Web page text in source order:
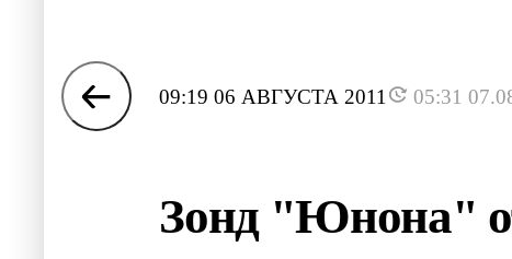
09:19 06 АВГУСТА 2011 05:31
Зонд "Юнона"